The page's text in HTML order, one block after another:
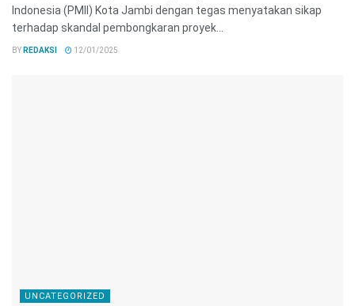
Indonesia (PMII) Kota Jambi dengan tegas menyatakan sikap
terhadap skandal pembongkaran proyek...
BY REDAKSI 12/01/2025
UNCATEGORIZED